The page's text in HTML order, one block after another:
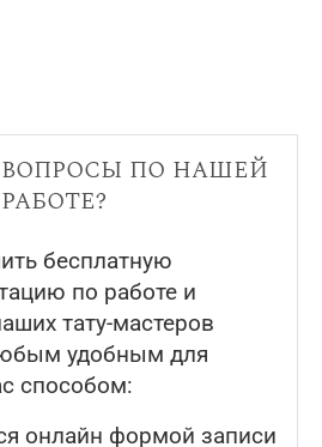
по нашей
работе?
бесплатную
по работе и
тату-мастеров
удобным для
способом:
онлайн формой записи